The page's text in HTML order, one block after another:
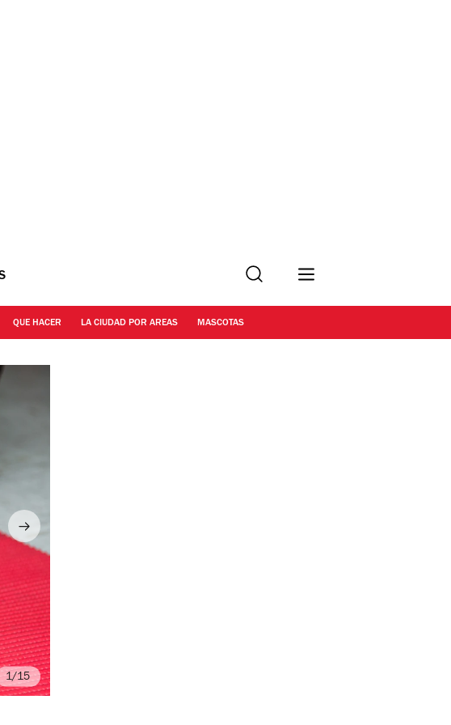
Buscar
QUE HACER LA CIUDAD POR AREAS MASCOTAS
/15